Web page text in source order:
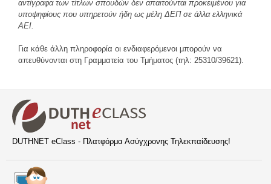
αντίγραφα των τίτλων σπουδών δεν απαιτούνται προκειμένου για
υποψηφίους που υπηρετούν ήδη ως μέλη ΔΕΠ σε άλλα ελληνικά
ΑΕΙ.
Για κάθε άλλη πληροφορία οι ενδιαφερόμενοι μπορούν να
απευθύνονται στη Γραμματεία του Τμήματος (τηλ: 25310/39621).
DUTHNET eClass - Πλατφόρμα Ασύγχρονης Τηλεκπαίδευσης!